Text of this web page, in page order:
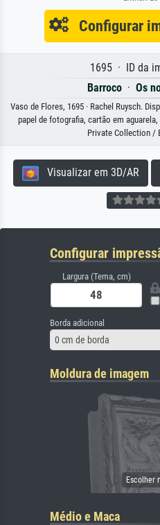
Configurar
1695 · ID da
Barroco· Os
Vaso de Flores, 1695 · Rachel Ruysch.
papel de fotografia, cartão em
Private Collection /
Visualizar em 3D/AR
Configurar
Largura (Tema, cm)
Borda adicional
0 cm de borda
Moldura de imagem
Médio e Maca